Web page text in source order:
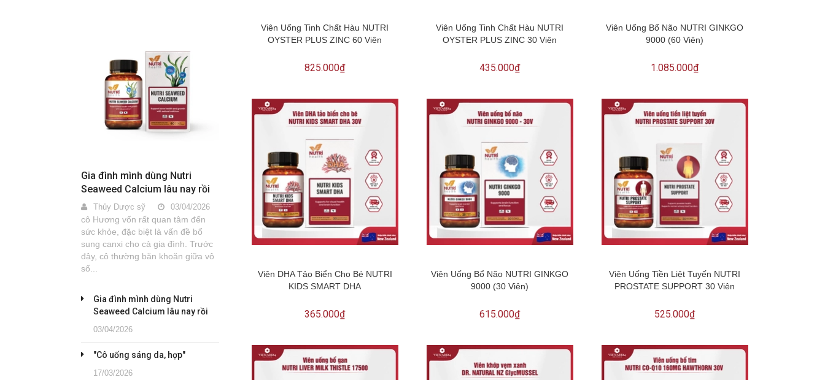
Gia đình mình dùng Nutri
Seaweed Calcium lâu nay rồi
Thủy Dược sỹ 03/04/2026
cô Hương vốn rất quan tâm đến
sức khỏe, đặc biệt là vấn đề bổ
sung canxi cho cả gia đình. Trước
đây, cô thường băn khoăn giữa vô
số...
Gia đình mình dùng Nutri
Seaweed Calcium lâu nay rồi
03/04/2026
"Cô uống sáng da, hợp"
17/03/2026
Viên Uống Tinh Chất Hàu NUTRI
OYSTER PLUS ZINC 60 Viên
825.000₫
Viên Uống Tinh Chất Hàu NUTRI
OYSTER PLUS ZINC 30 Viên
435.000₫
Viên Uống Bổ Não NUTRI GINKGO
9000 (60 Viên)
1.085.000₫
Viên DHA Tảo Biển Cho Bé NUTRI
KIDS SMART DHA
365.000₫
Viên Uống Bổ Não NUTRI GINKGO
9000 (30 Viên)
615.000₫
Viên Uống Tiền Liệt Tuyến NUTRI
PROSTATE SUPPORT 30 Viên
525.000₫